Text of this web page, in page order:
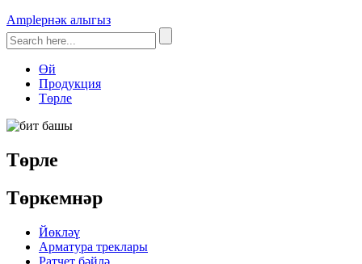
Ampleрнәк алыгыз
Өй
Продукция
Төрле
Төрле
Төркемнәр
Йөкләү
Арматура треклары
Ратчет бәйлә